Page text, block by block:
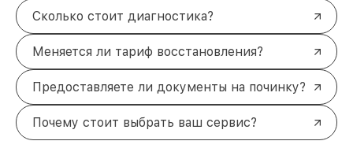
Сколько стоит диагностика?
Меняется ли тариф восстановления?
Предоставляете ли документы на починку?
Почему стоит выбрать ваш сервис?